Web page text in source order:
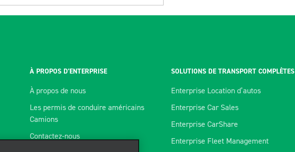
À PROPOS D’ENTERPRISE
À propos de nous
Les permis de conduire américains
Camions
Contactez-nous
SOLUTIONS DE TRANSPORT COMPLÈTES
Enterprise Location d’autos
Enterprise Car Sales
Enterprise CarShare
Enterprise Fleet Management